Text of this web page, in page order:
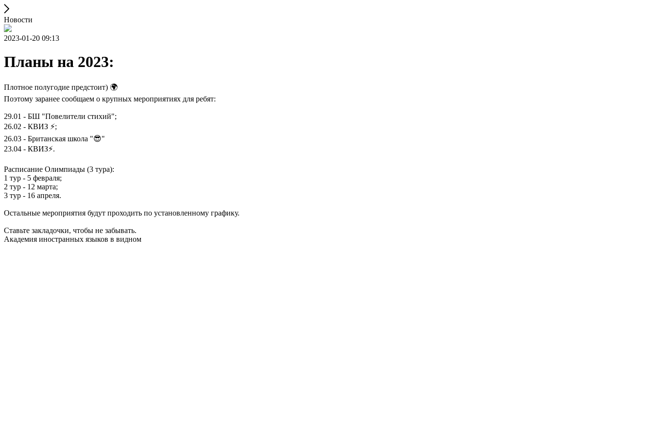
Новости
2023-01-20 09:13
Планы на 2023:
Плотное полугодие предстоит) 🌍
Поэтому заранее сообщаем о крупных мероприятиях для ребят:
29.01 - БШ "Повелители стихий";
26.02 - КВИЗ ⚡;
26.03 - Британская школа "😎"
23.04 - КВИЗ⚡.
Расписание Олимпиады (3 тура):
1 тур - 5 февраля;
2 тур - 12 марта;
3 тур - 16 апреля.
Остальные мероприятия будут проходить по установленному графику.
Ставьте закладочки, чтобы не забывать.
Академия иностранных языков в видном